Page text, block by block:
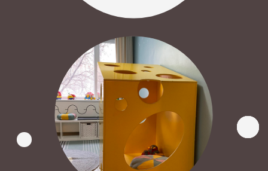
СКИДКА
10%
и десерт в подарок
*скидка действует в день вашего день
рождения и в течение 7 дней после
праздничная скидка/
банкет